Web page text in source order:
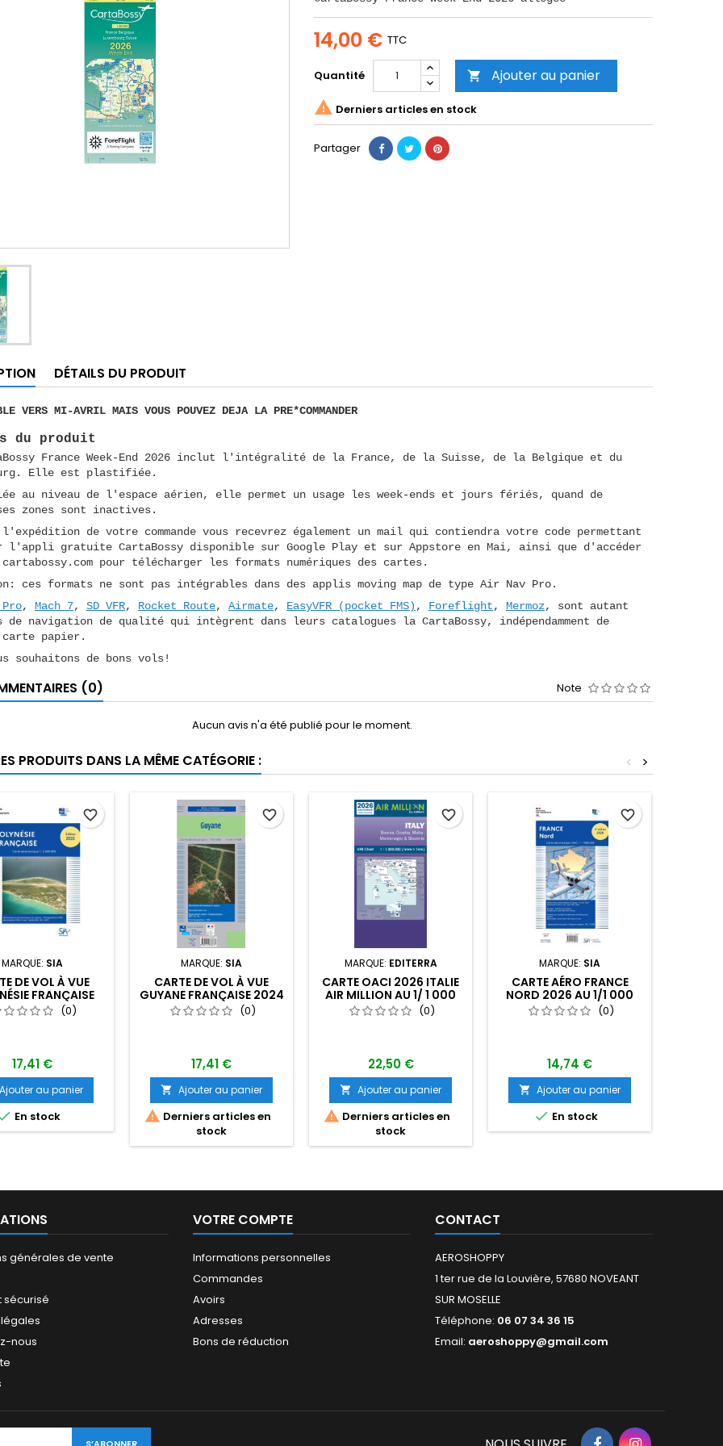
14,00 € TTC
Quantité  Ajouter au panier
 Derniers articles en stock
Partager
DÉTAILS DU PRODUIT
VERS MI-AVRIL MAIS VOUS POUVEZ DEJA LA PRE*COMMANDER
du produit
France Week-End 2026 inclut l'intégralité de la France, de la Suisse, de la Belgique et du
Elle est plastifiée.
au niveau de l'espace aérien, elle permet un usage les week-ends et jours fériés, quand de
zones sont inactives.
de votre commande vous recevrez également un mail qui contiendra votre code permettant
l'appli gratuite CartaBossy disponible sur Google Play et sur Appstore en Mai, ainsi que d'accéder
pour télécharger les formats numériques des cartes.
ces formats ne sont pas intégrables dans des applis moving map de type Air Nav Pro.
, Mach 7, SD VFR, Rocket Route, Airmate, EasyVFR (pocket FMS) , Foreflight, Mermoz, sont autant
de navigation de qualité qui intègrent dans leurs catalogues la CartaBossy, indépendamment de
papier.
souhaitons de bons vols!
(0) Note
Aucun avis n'a été publié pour le moment.
PRODUITS DANS LA MÊME CATÉGORIE : >
<
MARQUE: SIA
DE VOL À VUE
FRANÇAISE
2025
(0)
17,41 €
Ajouter au panier
En stock
favorite_border
MARQUE: SIA
CARTE DE VOL À VUE
GUYANE FRANÇAISE 2024
AU 1/740 000
(0)
17,41 €
 Ajouter au panier
 Derniers articles en
stock
favorite_border
MARQUE: EDITERRA
CARTE OACI 2026 ITALIE
AIR MILLION AU 1/ 1 000
000
(0)
22,50 €
 Ajouter au panier
 Derniers articles en
stock
favorite_border
MARQUE: SIA
CARTE AÉRO FRANCE
NORD 2026 AU 1/1 000
000 ÉDITION 1
(0)
14,74 €
 Ajouter au panier
 En stock
favorite_border
générales de vente
sécurisé
nous
VOTRE COMPTE
Informations personnelles
Commandes
Avoirs
Adresses
Bons de réduction
CONTACT
AEROSHOPPY
1 ter rue de la Louvière, 57680 NOVEANT
SUR MOSELLE
Téléphone: 06 07 34 36 15
Email: aeroshoppy@gmail.com